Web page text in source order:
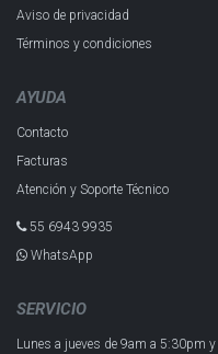
Aviso de privacidad
Términos y condiciones
AYUDA
Contacto
Facturas
Atención y Soporte Técnico
55 6943 993​5
WhatsApp
SERVICIO
Lunes a jueves de 9am a 5:30pm y